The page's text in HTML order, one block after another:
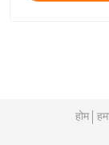
होम